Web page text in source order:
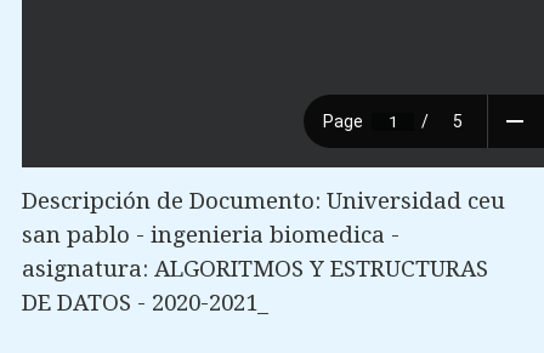
Descripción de Documento: Universidad ceu
san pablo - ingenieria biomedica -
asignatura: ALGORITMOS Y ESTRUCTURAS
DE DATOS - 2020-2021_